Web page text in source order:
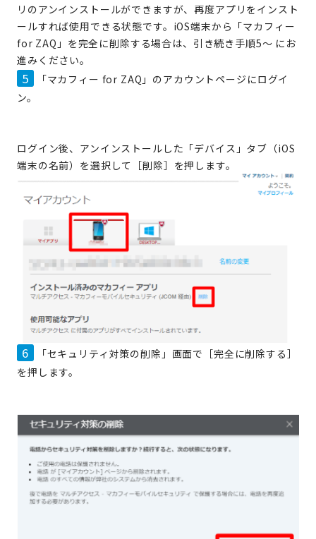
リのアンインストールができますが、再度アプリをインスト
ールすれば使用できる状態です。iOS端末から「マカフィー
for ZAQ」を完全に削除する場合は、引き続き手順5～ にお
進みください。
5
「マカフィー for ZAQ」のアカウントページにログイ
ン。
ログイン後、アンインストールした「デバイス」タブ（iOS
端末の名前）を選択して［削除］を押します。
6
「セキュリティ対策の削除」画面で［完全に削除する］
を押します。